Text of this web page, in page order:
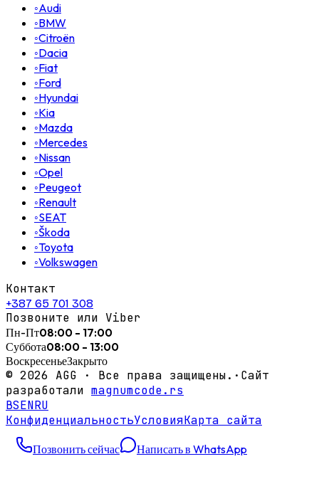
◦Audi
◦BMW
◦Citroën
◦Dacia
◦Fiat
◦Ford
◦Hyundai
◦Kia
◦Mazda
◦Mercedes
◦Nissan
◦Opel
◦Peugeot
◦Renault
◦SEAT
◦Škoda
◦Toyota
◦Volkswagen
Контакт
+387 65 701 308
Позвоните или Viber
Пн-Пт08:00 - 17:00
Суббота08:00 - 13:00
ВоскресеньеЗакрыто
© 2026 AGG · Все права защищены. · Сайт
разработали magnumcode.rs
BSENRU
КонфиденциальностьУсловияКарта сайта
Позвонить сейчас Написать в WhatsApp